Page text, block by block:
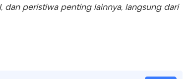
dan peristiwa penting lainnya, langsung dari